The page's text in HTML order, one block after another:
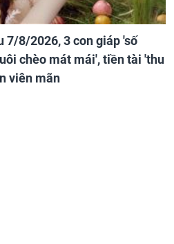
7/8/2026, 3 con giáp 'số
chèo mát mái', tiền tài 'thu
viên mãn